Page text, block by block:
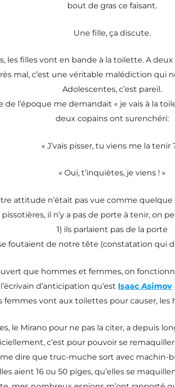
bout de gras ce faisant.
Une fille, ça discute.
les filles vont en bande à la toilette. A
mal, c’est une véritable malédiction qui
Adolescentes, c’est pareil.
l’époque me demandait « je vais à la
deux copains ont surenchéri:
« J’vais pisser, tu viens me la tenir
« Oui, t’inquiètes, je viens ! »
attitude n’était pas vue comme quelque
pissotières, il n’y a pas de porte à tenir, on
1) ils parlaient pas de la porte
foutaient de notre tête (constatation qui
que hommes et femmes, on
d’anticipation qu’est Isaac Asimov
femmes vont aux toilettes pour causer,
le Mirano pour ne pas la citer, a depuis
c’est pour pouvoir se
dire que truc-muche sort avec machin-
aient 16 ou 50 piges, qu’elles se